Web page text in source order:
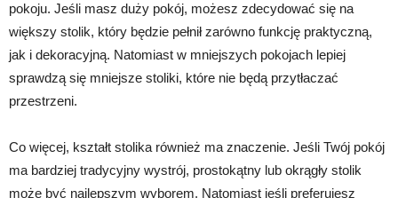
pokoju. Jeśli masz duży pokój, możesz zdecydować się na
większy stolik, który będzie pełnił zarówno funkcję praktyczną,
jak i dekoracyjną. Natomiast w mniejszych pokojach lepiej
sprawdzą się mniejsze stoliki, które nie będą przytłaczać
przestrzeni.
Co więcej, kształt stolika również ma znaczenie. Jeśli Twój pokój
ma bardziej tradycyjny wystrój, prostokątny lub okrągły stolik
może być najlepszym wyborem. Natomiast jeśli preferujesz